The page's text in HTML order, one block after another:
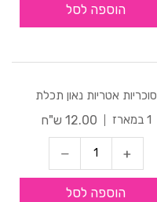
הוספה לסל
סוכריות אטריות נאון תכלת
1 במארז
12.00 ש"ח
הוספה לסל